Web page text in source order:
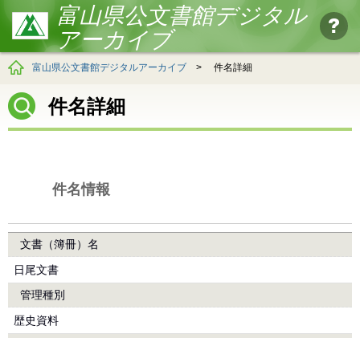
富山県公文書館デジタル
アーカイブ
富山県公文書館デジタルアーカイブ > 件名詳細
件名詳細
件名情報
文書（簿冊）名
日尾文書
管理種別
歴史資料